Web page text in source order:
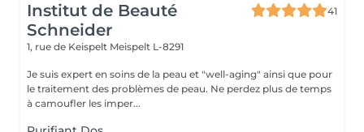
Institut de Beauté
Schneider
41
1, rue de Keispelt Meispelt L-8291
Je suis expert en soins de la peau et "well-aging" ainsi que pour
le traitement des problèmes de peau. Ne perdez plus de temps
à camoufler les imper...